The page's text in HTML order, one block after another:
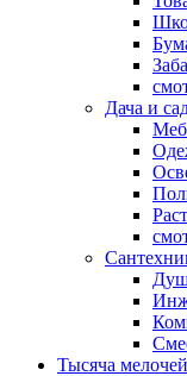
Дача и
Тысяча мелочей